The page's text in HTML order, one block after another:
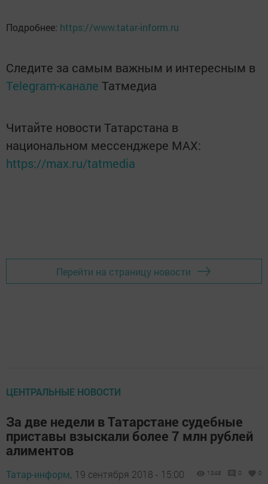
Подробнее: https://www.tatar-inform.ru
Следите за самым важным и интересным в
Telegram-канале Татмедиа
Читайте новости Татарстана в
национальном мессенджере MАХ:
https://max.ru/tatmedia
Перейти на страницу новости
ЦЕНТРАЛЬНЫЕ НОВОСТИ
За две недели в Татарстане судебные
приставы взыскали более 7 млн рублей
алиментов
Татар-информ, 19 сентября 2018 - 15:00 1348 0 0